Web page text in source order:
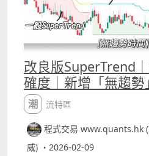
改良版SuperTrend
確度｜新增「無趨
潮流特區
程式交易 www.quants.hk
威) ・2026-02-09